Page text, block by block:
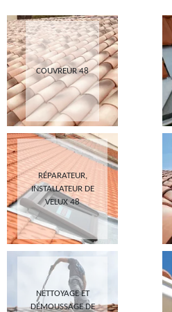
COUVREUR 48
RÉPARATEUR,
INSTALLATEUR DE
VELUX 48
NETTOYAGE ET
DÉMOUSSAGE DE